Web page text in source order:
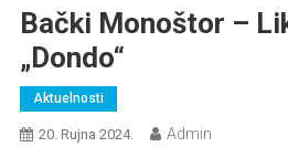
Bački Monoštor –
„Dondo“
Aktuelnosti
20. Rujna 2024. Admin